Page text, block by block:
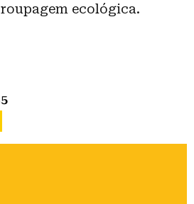
ecológica.